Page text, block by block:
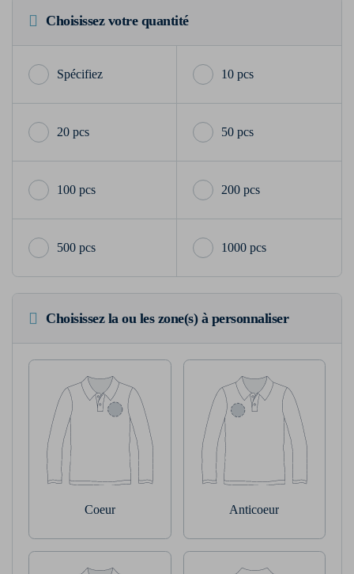
Choisissez votre quantité
10 pcs
20 pcs 50 pcs
100 pcs 200 pcs
500 pcs 1000 pcs
Choisissez la ou les zone(s) à personnaliser
Coeur Anticoeur